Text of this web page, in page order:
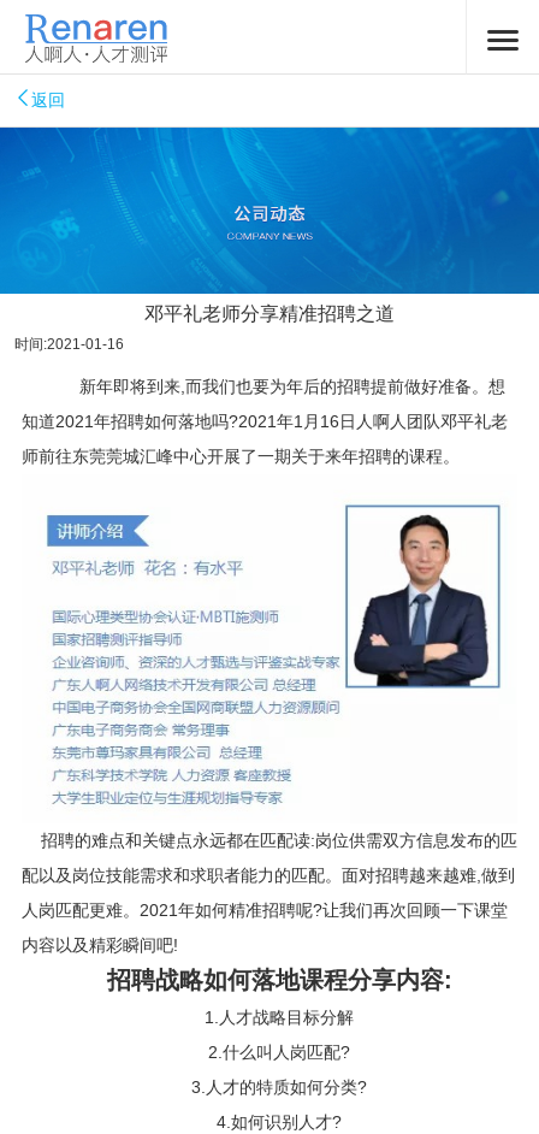
返回
邓平礼老师分享精准招聘之道
时间:2021-01-16
新年即将到来,而我们也要为年后的招聘提前做好准备。想
知道2021年招聘如何落地吗?2021年1月16日人啊人团队邓平礼老
师前往东莞莞城汇峰中心开展了一期关于来年招聘的课程。
招聘的难点和关键点永远都在匹配读:岗位供需双方信息发布的匹
配以及岗位技能需求和求职者能力的匹配。面对招聘越来越难,做到
人岗匹配更难。2021年如何精准招聘呢?让我们再次回顾一下课堂
内容以及精彩瞬间吧!
招聘战略如何落地课程分享内容:
1.人才战略目标分解
2.什么叫人岗匹配?
3.人才的特质如何分类?
4.如何识别人才?